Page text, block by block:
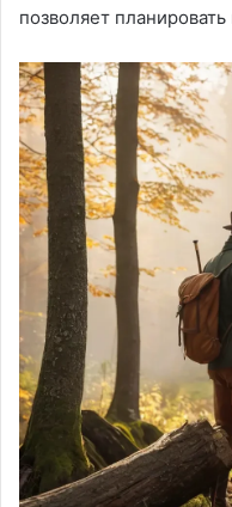
позволяет